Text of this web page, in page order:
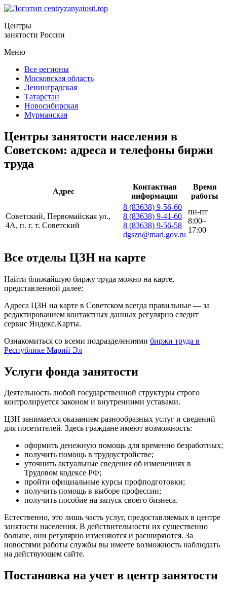
Центры
занятости России
Меню
Все регионы
Московская область
Ленинградская
Татарстан
Новосибирская
Мурманская
Центры занятости населения в
Советском: адреса и телефоны биржи
труда
Адрес
Контактная
информация
Время
работы
Советский, Первомайская ул.,
4А, п. г. т. Советский
8 (83638) 9-56-60
8 (83638) 9-41-60
8 (83638) 9-56-58
dgszn@mari.gov.ru
пн-пт
8:00–
17:00
Все отделы ЦЗН на карте
Найти ближайшую биржу труда можно на карте,
представленной далее:
Адреса ЦЗН на карте в Советском всегда правильные — за
редактированием контактных данных регулярно следит
сервис Яндекс.Карты.
Ознакомиться со всеми подразделениями биржи труда в
Республике Марий Эл
Услуги фонда занятости
Деятельность любой государственной структуры строго
контролируется законом и внутренними уставами.
ЦЗН занимается оказанием разнообразных услуг и сведений
для посетителей. Здесь граждане имеют возможность:
оформить денежную помощь для временно безработных;
получить помощь в трудоустройстве;
уточнить актуальные сведения об изменениях в
Трудовом кодексе РФ;
пройти официальные курсы профподготовки;
получить помощь в выборе профессии;
получить пособие на запуск своего бизнеса.
Естественно, это лишь часть услуг, предоставляемых в центре
занятости населения. В действительности их существенно
больше, они регулярно изменяются и расширяются. За
новостями работы службы вы имеете возможность наблюдать
на действующем сайте.
Постановка на учет в центр занятости